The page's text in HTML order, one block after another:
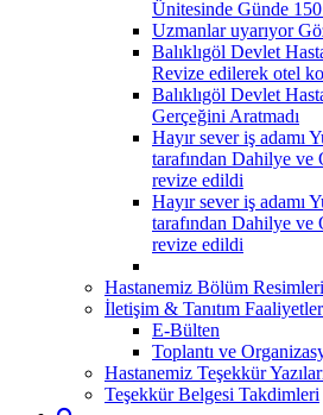
Ünitesinde Günde
Uzmanlar uyarıyor
Balıklıgöl Devlet
Revize edilerek otel
Balıklıgöl Devlet
Gerçeğini Aratmadı
Hayır sever iş adamı
tarafından Dahilye ve
revize edildi
Hayır sever iş adamı
tarafından Dahilye ve
revize edildi
Hastanemiz Bölüm Resimleri
İletişim & Tanıtım
E-Bülten
Toplantı ve
Hastanemiz Teşekkür
Teşekkür Belgesi Takdimleri